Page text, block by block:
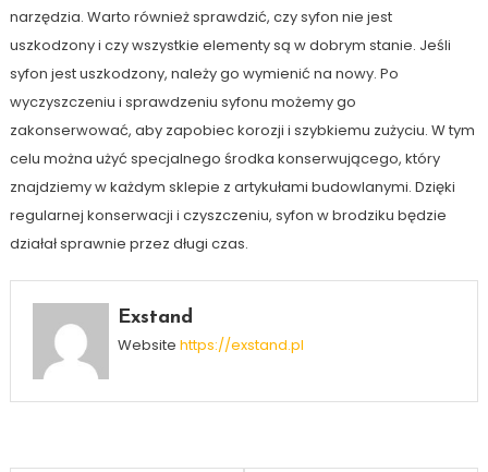
narzędzia. Warto również sprawdzić, czy syfon nie jest
uszkodzony i czy wszystkie elementy są w dobrym stanie. Jeśli
syfon jest uszkodzony, należy go wymienić na nowy. Po
wyczyszczeniu i sprawdzeniu syfonu możemy go
zakonserwować, aby zapobiec korozji i szybkiemu zużyciu. W tym
celu można użyć specjalnego środka konserwującego, który
znajdziemy w każdym sklepie z artykułami budowlanymi. Dzięki
regularnej konserwacji i czyszczeniu, syfon w brodziku będzie
działał sprawnie przez długi czas.
Exstand
Website https://exstand.pl